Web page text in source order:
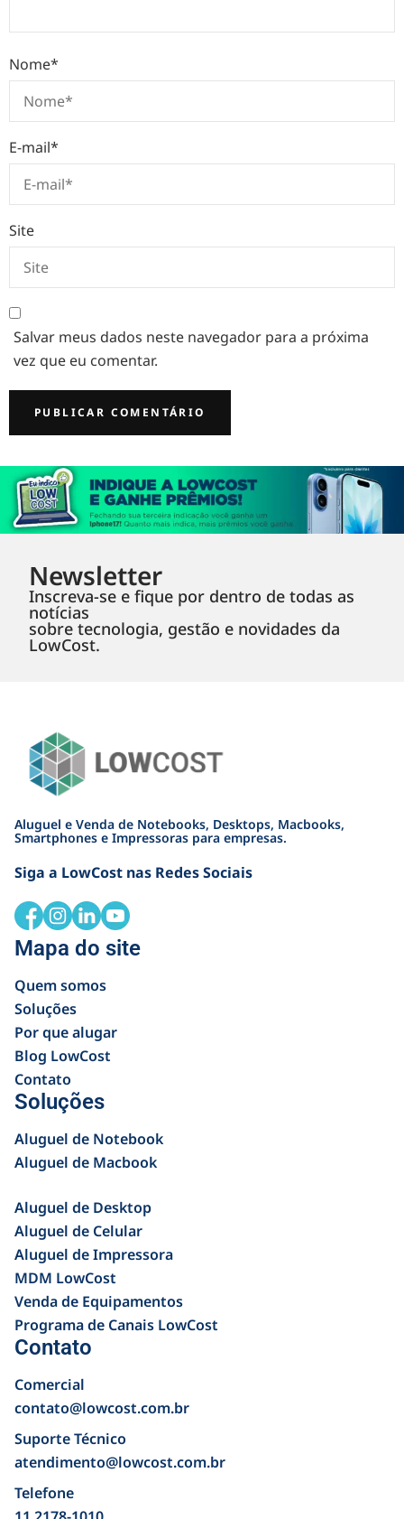
Nome*
E-mail*
Site
Salvar meus dados neste navegador para a próxima
vez que eu comentar.
Newsletter
Inscreva-se e fique por dentro de todas as
notícias
sobre tecnologia, gestão e novidades da
LowCost.
Aluguel e Venda de Notebooks, Desktops, Macbooks,
Smartphones e Impressoras para empresas.
Siga a LowCost nas Redes Sociais
Mapa do site
Quem somos
Soluções
Por que alugar
Blog LowCost
Contato
Soluções
Aluguel de Notebook
Aluguel de Macbook
Aluguel de Desktop
Aluguel de Celular
Aluguel de Impressora
MDM LowCost
Venda de Equipamentos
Programa de Canais LowCost
Contato
Comercial
contato@lowcost.com.br
Suporte Técnico
atendimento@lowcost.com.br
Telefone